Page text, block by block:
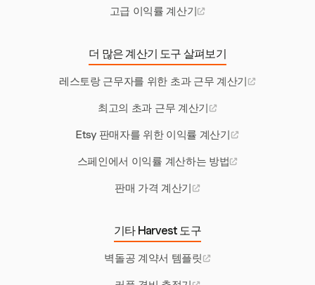
고급 이익률 계산기
더 많은 계산기 도구 살펴보기
레스토랑 근무자를 위한 초과 근무 계산기
최고의 초과 근무 계산기
Etsy 판매자를 위한 이익률 계산기
스페인에서 이익률 계산하는 방법
판매 가격 계산기
기타 Harvest 도구
벽돌공 계약서 템플릿